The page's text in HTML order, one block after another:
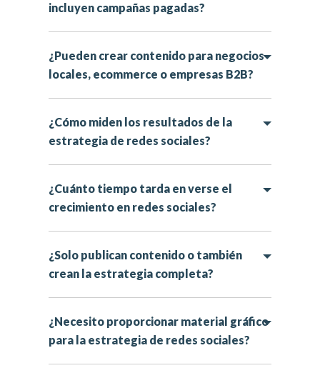
incluyen campañas pagadas?
¿Pueden crear contenido para negocios
locales, ecommerce o empresas B2B?
¿Cómo miden los resultados de la
estrategia de redes sociales?
¿Cuánto tiempo tarda en verse el
crecimiento en redes sociales?
¿Solo publican contenido o también
crean la estrategia completa?
¿Necesito proporcionar material gráfico
para la estrategia de redes sociales?